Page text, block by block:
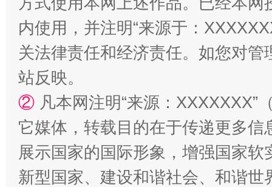
扯下公款旅游的“隐身衣” 如何以
内使用，并注明“来源于：
关法律责任和经济责任。如您对
站反映。
② 凡本网注明“来源：
它媒体，转载目的在于传递更多
展示国家的国际形象，增强国家
新型国家、建设和谐社会、和谐